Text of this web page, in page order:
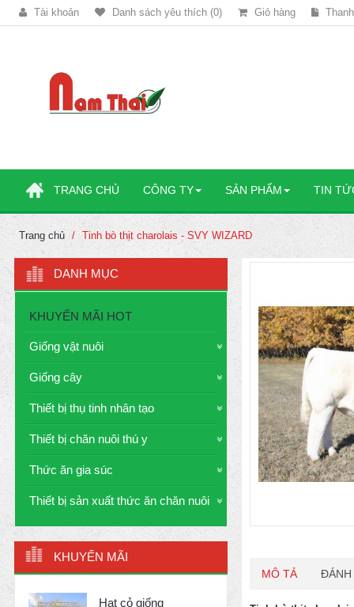
Tài khoản Danh sách yêu thích (0) Giỏ hàng
TRANG CHỦ CÔNG TY SẢN PHẨM TIN
Trang chủ Tinh bò thịt charolais - SVY WIZARD
DANH MỤC
KHUYẾN MÃI HOT
Giống vật nuôi
Giống cây
Thiết bị thụ tinh nhân tạo
Thiết bị chăn nuôi thú y
Thức ăn gia súc
Thiết bị sản xuất thức ăn chăn nuôi
KHUYẾN MÃI
Hạt cỏ giống
MÔ TẢ ĐÁNH